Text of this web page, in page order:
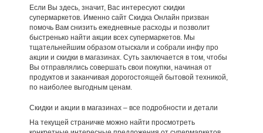
Если Вы здесь, значит, Вас интересуют скидки
супермаркетов. Именно сайт Скидка Онлайн призван
помочь Вам снизить ежедневные расходы и позволит
быстренько найти акции всех супермаркетов. Мы
тщательнейшим образом отыскали и собрали инфу про
акции и скидки в магазинах. Суть заключается в том, чтобы
Вы отправлялись совершать свои покупки, начиная от
продуктов и заканчивая дорогостоящей бытовой техникой,
по наиболее выгодным ценам.
Скидки и акции в магазинах – все подробности и детали
На текущей страничке можно найти просмотреть